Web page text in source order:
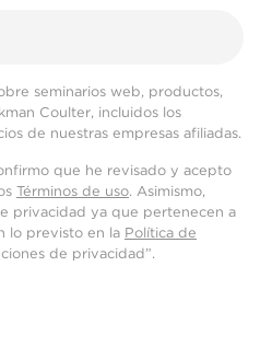
seminarios web, productos,
Coulter, incluidos los
de nuestras empresas afiliadas.
que he revisado y acepto
Términos de uso. Asimismo,
privacidad ya que pertenecen a
lo previsto en la Política de
de privacidad”.